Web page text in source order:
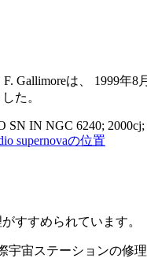
Gallimoreは、 1999年
た。
SN IN NGC 6240; 2000cj;
supernovaの位置
すすめられています。
宇宙ステーションの修